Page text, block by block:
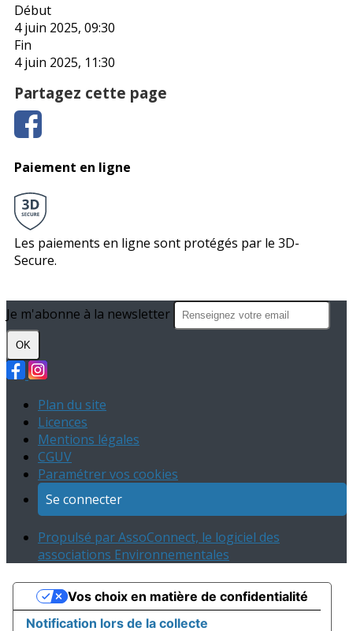
Début
4 juin 2025, 09:30
Fin
4 juin 2025, 11:30
Partagez cette page
Paiement en ligne
Les paiements en ligne sont protégés par le 3D-
Secure.
Je m'abonne à la newsletter
OK
Plan du site
Licences
Mentions légales
CGUV
Paramétrer vos cookies
Se connecter
Propulsé par AssoConnect, le logiciel des
associations Environnementales
Notification lors de la collecte
Vos choix en matière de confidentialité